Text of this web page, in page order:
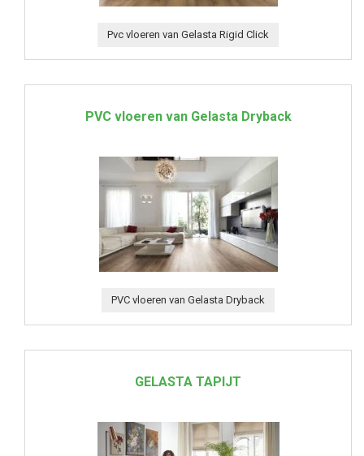
Pvc vloeren van Gelasta Rigid Click
PVC vloeren van Gelasta Dryback
PVC vloeren van Gelasta Dryback
GELASTA TAPIJT